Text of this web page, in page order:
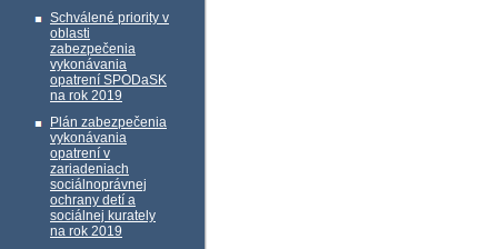
Schválené priority v
oblasti
zabezpečenia
vykonávania
opatrení SPODaSK
na rok 2019
Plán zabezpečenia
vykonávania
opatrení v
zariadeniach
sociálnoprávnej
ochrany detí a
sociálnej kurately
na rok 2019